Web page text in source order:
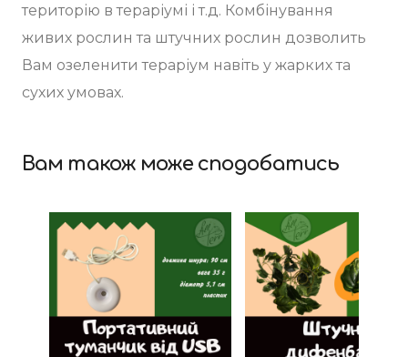
територію в тераріумі і т.д. Комбінування
живих рослин та штучних рослин дозволить
Вам озеленити тераріум навіть у жарких та
сухих умовах.
Вам також може сподобатись